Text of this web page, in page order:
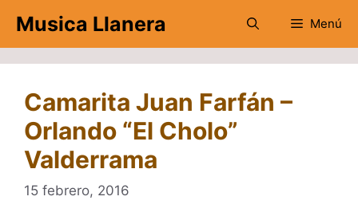
contenido
Musica Llanera Menú
Camarita Juan Farfán –
Orlando “El Cholo”
Valderrama
15 febrero, 2016